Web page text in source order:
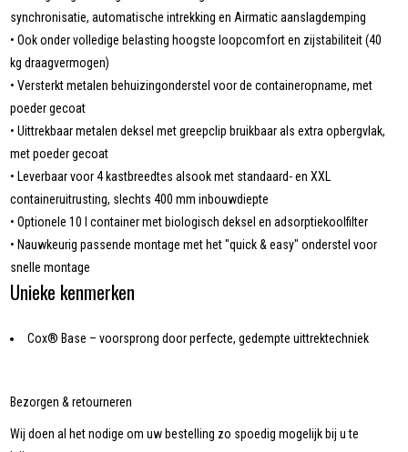
synchronisatie, automatische intrekking en Airmatic aanslagdemping
• Ook onder volledige belasting hoogste loopcomfort en zijstabiliteit (40
kg draagvermogen)
• Versterkt metalen behuizingonderstel voor de containeropname, met
poeder gecoat
• Uittrekbaar metalen deksel met greepclip bruikbaar als extra opbergvlak,
met poeder gecoat
• Leverbaar voor 4 kastbreedtes alsook met standaard- en XXL
containeruitrusting, slechts 400 mm inbouwdiepte
• Optionele 10 l container met biologisch deksel en adsorptiekoolfilter
• Nauwkeurig passende montage met het "quick & easy" onderstel voor
snelle montage
Unieke kenmerken
Cox® Base – voorsprong door perfecte, gedempte uittrektechniek
Bezorgen & retourneren
Wij doen al het nodige om uw bestelling zo spoedig mogelijk bij u te